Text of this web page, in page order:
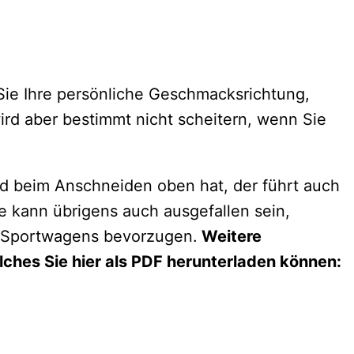
Ihre persönliche Geschmacksrichtung,
aber bestimmt nicht scheitern, wenn Sie
beim Anschneiden oben hat, der führt auch
übrigens auch ausgefallen sein,
bevorzugen. Weitere
Sie hier als PDF herunterladen können: